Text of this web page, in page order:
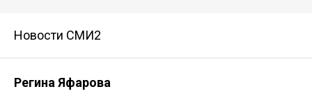
Новости СМИ2
Регина Яфарова